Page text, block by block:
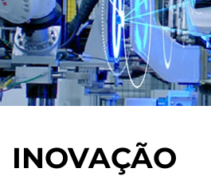
INOVAÇÃO